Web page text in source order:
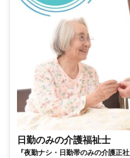
日勤のみの介護福祉士
『夜勤ナシ・日勤帯のみの介護正